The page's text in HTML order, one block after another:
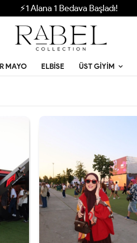
⚡1 Alana 1 Bedava Başladı!
MAYO ELBISE ÜST GIYIM